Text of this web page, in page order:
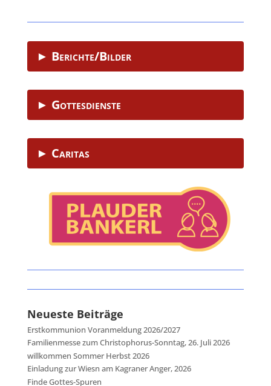
► Berichte/Bilder
► Gottesdienste
► Caritas
Neueste Beiträge
Erstkommunion Voranmeldung 2026/2027
Familienmesse zum Christophorus-Sonntag, 26. Juli 2026
willkommen Sommer Herbst 2026
Einladung zur Wiesn am Kagraner Anger, 2026
Finde Gottes-Spuren